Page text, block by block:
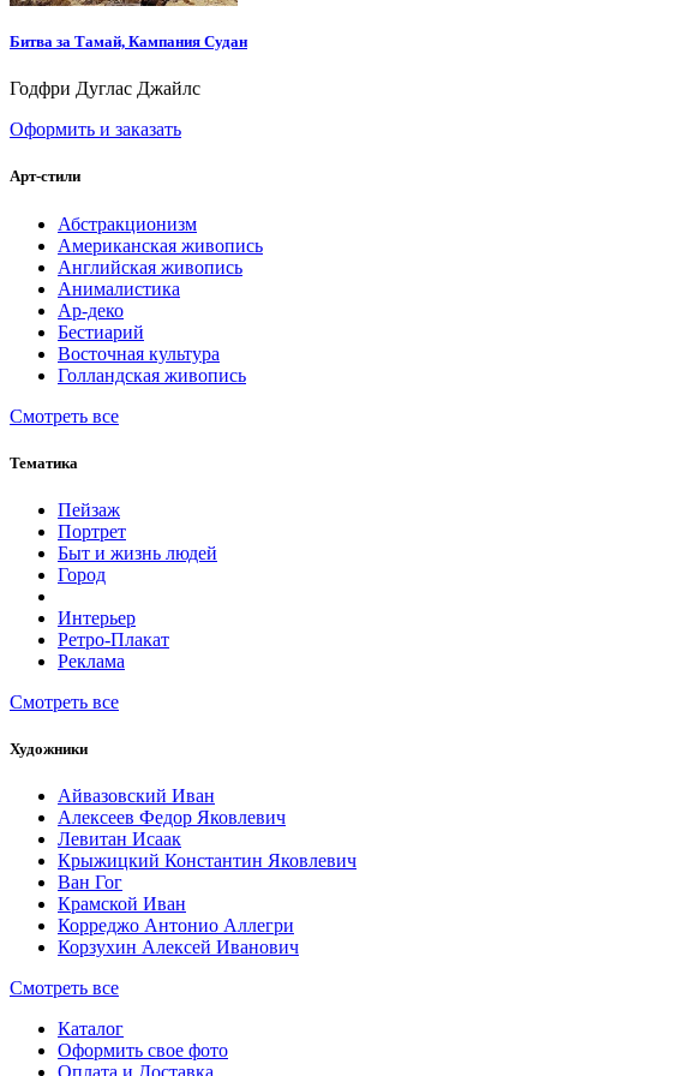
Битва за Тамай, Кампания Судан
Годфри Дуглас Джайлс
Оформить и заказать
Арт-стили
Абстракционизм
Американская живопись
Английская живопись
Анималистика
Ар-деко
Бестиарий
Восточная культура
Голландская живопись
Смотреть все
Тематика
Пейзаж
Портрет
Быт и жизнь людей
Город
Интерьер
Ретро-Плакат
Реклама
Смотреть все
Художники
Айвазовский Иван
Алексеев Федор Яковлевич
Левитан Исаак
Крыжицкий Константин Яковлевич
Ван Гог
Крамской Иван
Корреджо Антонио Аллегри
Корзухин Алексей Иванович
Смотреть все
Каталог
Оформить свое фото